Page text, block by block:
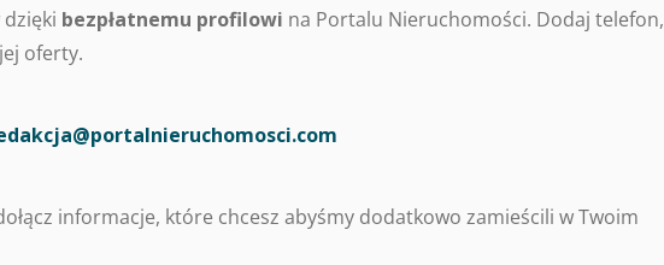
bezpłatnemu profilowi na Portalu Nieruchomości. Dodaj telefon,
oferty.
informacje, które chcesz abyśmy dodatkowo zamieścili w Twoim